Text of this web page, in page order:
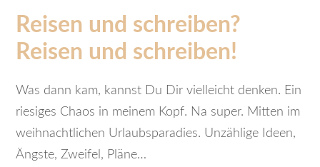
Reisen und schreiben?
Reisen und schreiben!
Was dann kam, kannst Du Dir vielleicht denken. Ein
riesiges Chaos in meinem Kopf. Na super. Mitten im
weihnachtlichen Urlaubsparadies. Unzählige Ideen,
Ängste, Zweifel, Pläne…